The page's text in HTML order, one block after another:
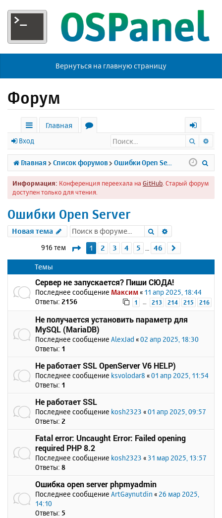
Вернуться на главную страницу
Форум
с
ы
л
к
Главная
р
у
м
х
о
д
Вход Поиск
Главная Список форумов
Информация: Конференция переехала на GitHub . Старый форум
доступен только для чтения.
Ошибки Open Server
Новая тема Поиск
916 тем Страница1 из 46
1 2 3 4 5 46
Темы
Сервер не запускается? Пиши СЮДА!
Последнее сообщение Максим « 11 апр 2025, 18:44
Ответы: 2156 1 … 213 214 215 216
Не получается установить параметр для
MySQL (MariaDB)
Последнее сообщение AlexJad «02 апр 2025, 18:30
Ответы: 1
Не работает SSL OpenServer V6 HELP)
Последнее сообщение ksvolodar8 «01 апр 2025, 11:54
Ответы: 1
Не работает SSL
Последнее сообщение kosh2323 «01 апр 2025, 09:57
Ответы: 2
Fatal error: Uncaught Error: Failed opening
required PHP 8.2
Последнее сообщение kosh2323 « 31 мар 2025, 13:57
Ответы: 8
Ошибка open server phpmyadmin
Последнее сообщение ArtGaynutdin « 26 мар 2025,
14:10
Ответы: 5